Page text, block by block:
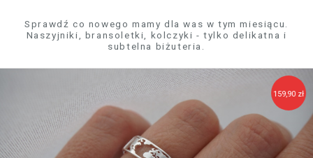
Sprawdź co nowego mamy dla was w tym miesiącu.
Naszyjniki, bransoletki, kolczyki - tylko delikatna i
subtelna biżuteria.
159,90 zł
129,90 zł